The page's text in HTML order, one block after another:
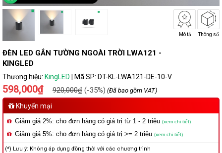
Mô tả Thông số
ĐÈN LED GẮN TƯỜNG NGOÀI TRỜI LWA121 -
KINGLED
Thương hiệu: KingLED Mã SP: DT-KL-LWA121-DE-10-V
598,000₫ 920,000₫ (-35%) (Đã bao gồm VAT)
Khuyến mại
Giảm giá 2%: cho đơn hàng có giá trị từ 1 - 2 triệu (xem chi tiết)
Giảm giá 5%: cho đơn hàng có giá trị >= 2 triệu (xem chi tiết)
(*) Lưu ý: Không áp dụng đồng thời với các chương trình